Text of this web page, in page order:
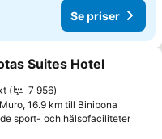
Se priser
till i Mina Favoriter
Suites Hotel
7 956
16.9 km till Binibona
sport- och hälsofaciliteterSe